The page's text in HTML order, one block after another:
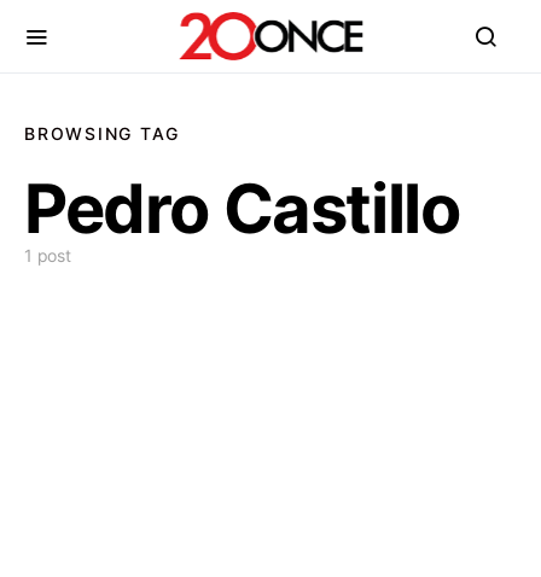
BROWSING TAG
Pedro Castillo
1 post